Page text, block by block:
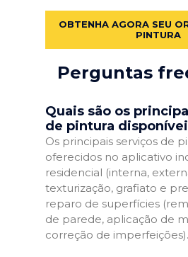
OBTENHA AGORA SEU
PINTURA
Perguntas
Quais são os
de pintura
Os principais serviços de
oferecidos no aplicativo
residencial (interna,
texturização, grafiato e
reparo de superfícies
de parede, aplicação de
correção de imperfeições).